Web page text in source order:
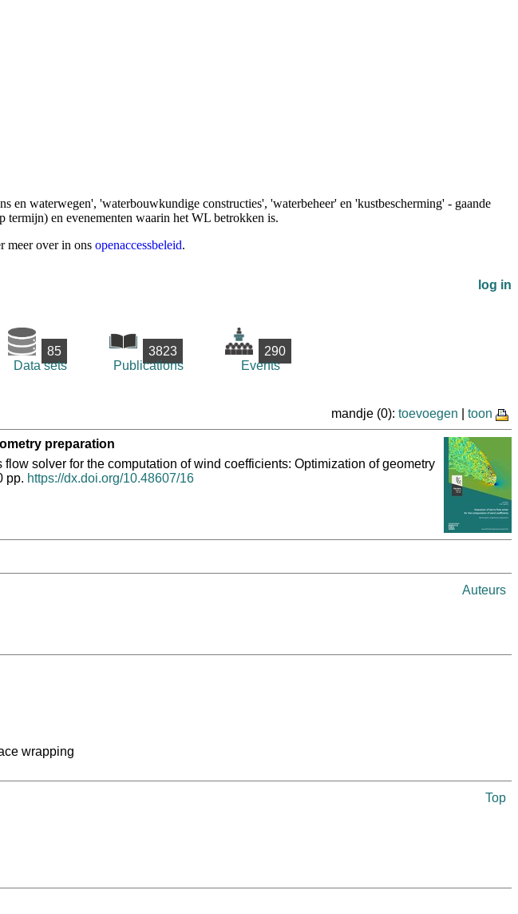
waterwegen', 'waterbouwkundige constructies', 'waterbeheer' en 'kustbescherming' - gaande
termijn) en evenementen waarin het WL betrokken is.
meer over in ons openaccessbeleid.
log in
85
Data sets
3823
Publications
290
Events
mandje (0): toevoegen toon
preparation
flow solver for the computation of wind coefficients: Optimization of geometry
pp. https://dx.doi.org/10.48607/16
Auteurs
wrapping
Top